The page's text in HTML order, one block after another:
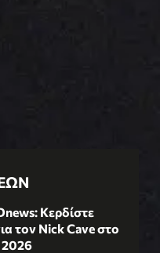
Κερδίστε
τον Nick Cave στο
2026